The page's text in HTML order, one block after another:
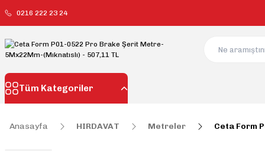
0216 222 23 24
Tüm Kategoriler
Anasayfa HIRDAVAT Metreler Ceta Form